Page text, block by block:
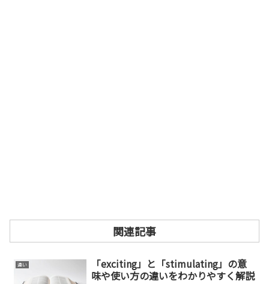
関連記事
違い
「exciting」と「stimulating」の意
味や使い方の違いをわかりやすく解説